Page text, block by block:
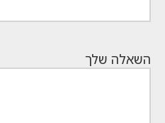
השאלה שלך